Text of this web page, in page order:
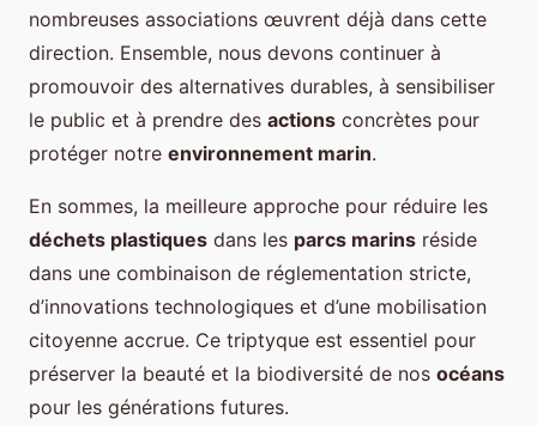
nombreuses associations œuvrent déjà dans cette
direction. Ensemble, nous devons continuer à
promouvoir des alternatives durables, à sensibiliser
le public et à prendre des actions concrètes pour
protéger notre environnement marin.
En sommes, la meilleure approche pour réduire les
déchets plastiques dans les parcs marins réside
dans une combinaison de réglementation stricte,
d’innovations technologiques et d’une mobilisation
citoyenne accrue. Ce triptyque est essentiel pour
préserver la beauté et la biodiversité de nos océans
pour les générations futures.